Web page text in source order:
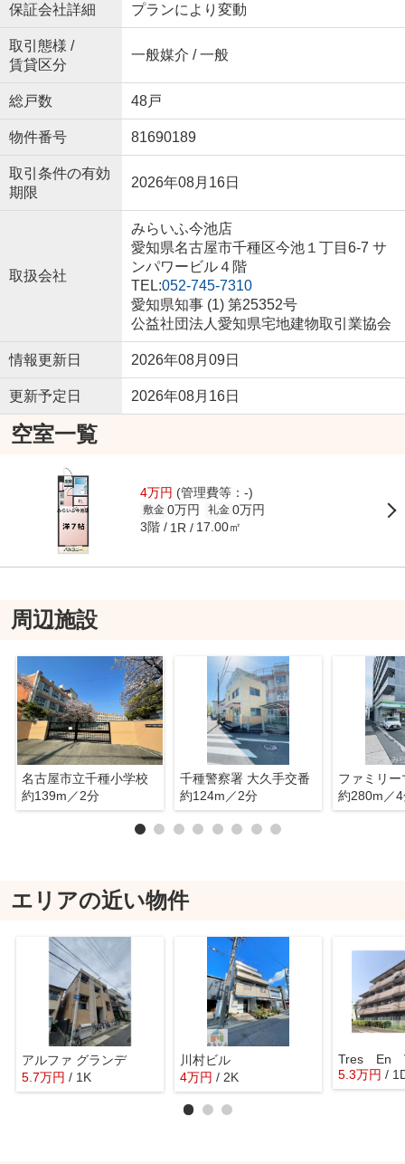
保証会社詳細 プランにより変動
取引態様 /
賃貸区分
一般媒介 / 一般
総戸数 48戸
物件番号 81690189
取引条件の有効
期限
2026年08月16日
取扱会社
みらいふ今池店
愛知県名古屋市千種区今池１丁目6-7 サ
ンパワービル４階
TEL:052-745-7310
愛知県知事 (1) 第25352号
公益社団法人愛知県宅地建物取引業協会
情報更新日 2026年08月09日
更新予定日 2026年08月16日
空室一覧
4万円 (管理費等：-)
敷金 0万円 礼金 0万円
3階 1R 17.00㎡
周辺施設
名古屋市立千種小学校
約139m／2分
千種警察署 大久手交番
約124m／2分
約280m／
エリアの近い物件
アルファ グランデ
5.7万円 / 1K
川村ビル
4万円 / 2K
Tres En
5.3万円 /